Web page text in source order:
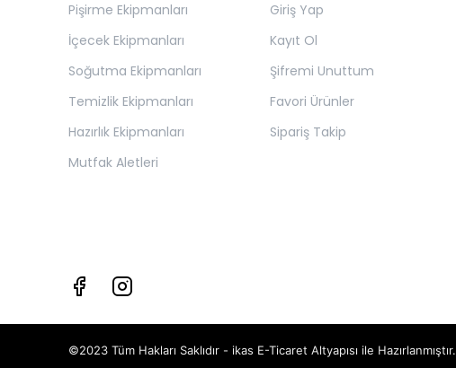
Pişirme Ekipmanları
İçecek Ekipmanları
Soğutma Ekipmanları
Temizlik Ekipmanları
Hazırlık Ekipmanları
Mutfak Aletleri
Giriş Yap
Kayıt Ol
Şifremi Unuttum
Favori Ürünler
Sipariş Takip
©2023 Tüm Hakları Saklıdır - ikas E-Ticaret Altyapısı ile Hazırlanmıştır.